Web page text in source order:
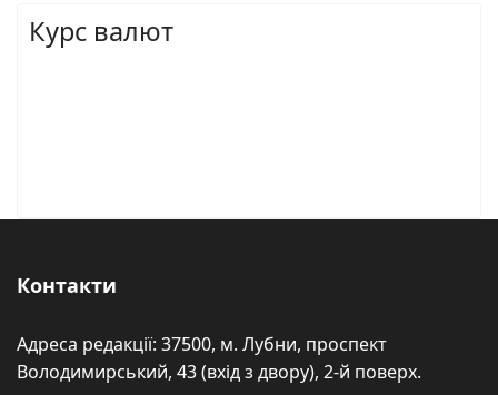
Курс валют
Контакти
Адреса редакції: 37500, м. Лубни, проспект
Володимирський, 43 (вхід з двору), 2-й поверх.